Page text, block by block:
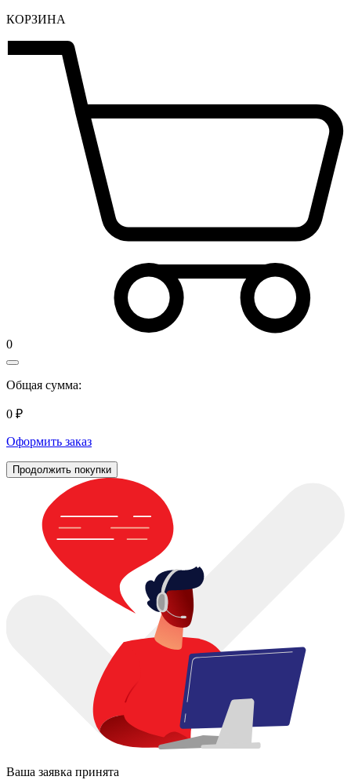
КОРЗИНА
0
Общая сумма:
0 ₽
Оформить заказ
Продолжить покупки
Ваша заявка принята